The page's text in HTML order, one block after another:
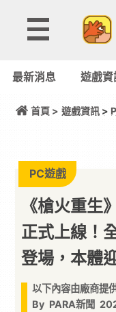
最新消息 遊戲資
首頁 > 遊戲資訊>
PC遊戲
《槍火重生
正式上線！
登場，本體
以下內容由廠商提
By PARA新聞